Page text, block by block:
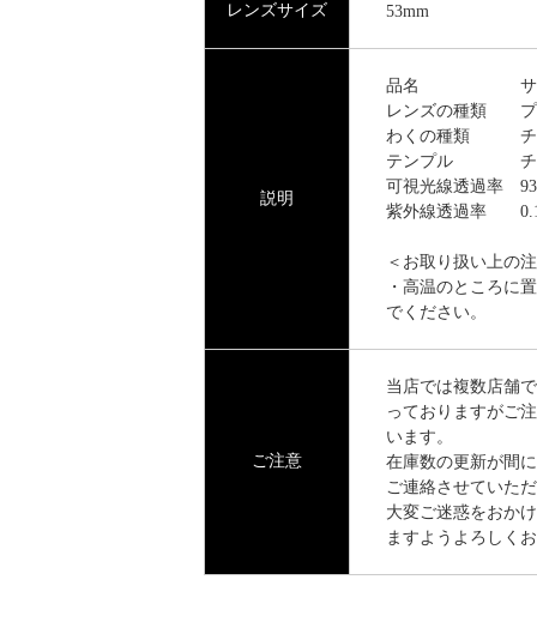
レンズサイズ 53mm
説明
品名 サン
レンズの種類 プ
わくの種類 チ
テンプル チ
可視光線透過率
紫外線透過率
＜お取り扱い上の
・高温のところに
でください。
ご注意
当店では複数店舗
っておりますがご
います。
在庫数の更新が間
ご連絡させていた
大変ご迷惑をおか
ますようよろしく